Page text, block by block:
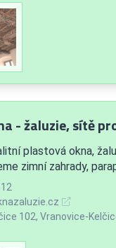
- žaluzie, sítě
plastová okna,
zimní zahrady,
102, Vranovice-